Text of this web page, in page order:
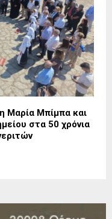
Μαρία Μπίμπα και
στα 50 χρόνια